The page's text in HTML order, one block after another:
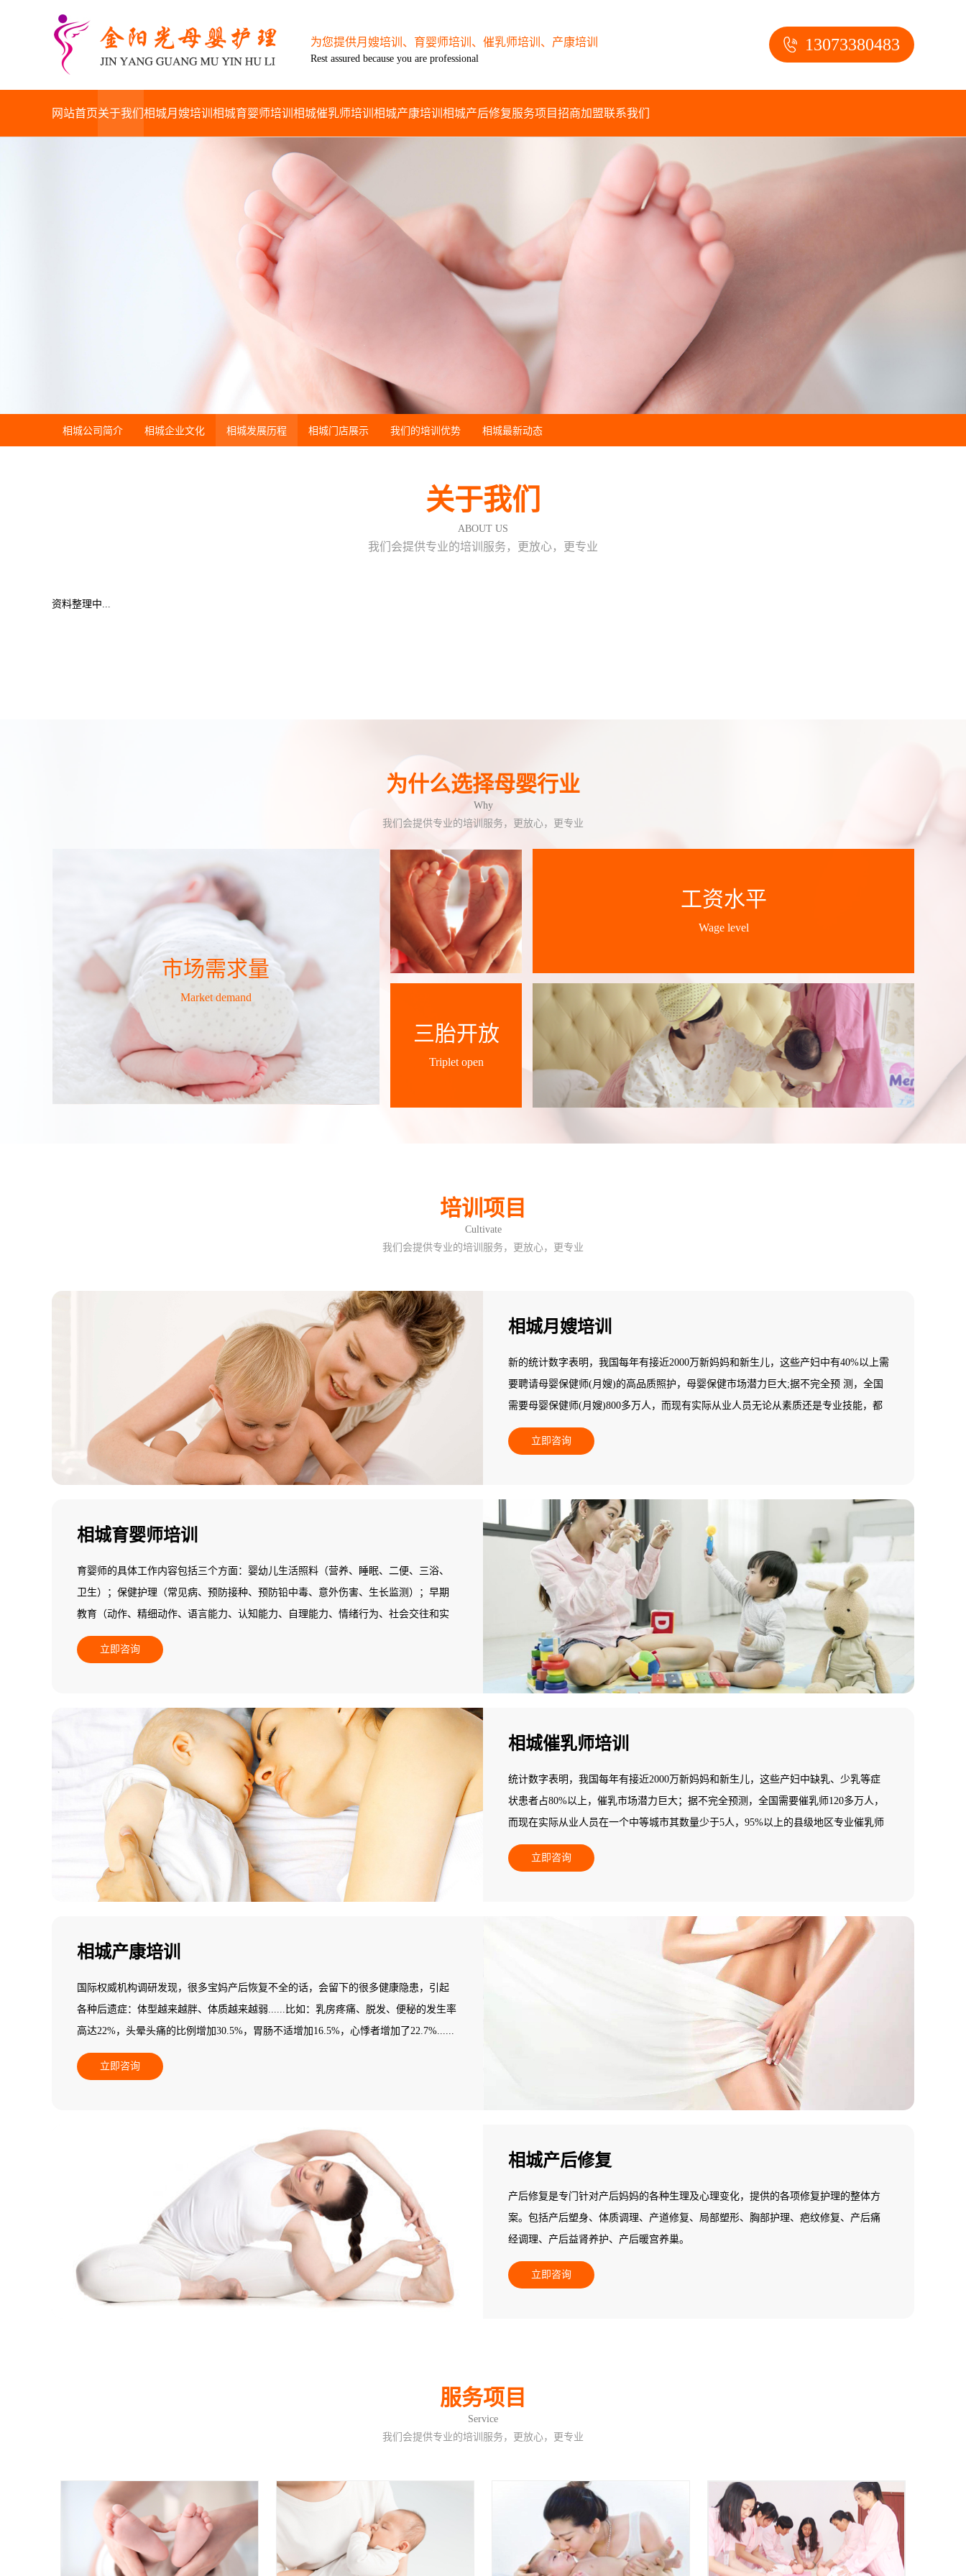
为您提供月嫂培训、育婴师培训、催乳师培训、产康培训
Rest assured because you are professional
13073380483
网站首页关于我们 相城月嫂培训 相城育婴师培训 相城催乳师培训 相城产康培训 相城产后修复服务项目招商加盟联系我们
相城公司简介 相城企业文化 相城发展历程 相城门店展示 我们的培训优势 相城最新动态
关于我们
ABOUT US
我们会提供专业的培训服务，更放心，更专业
资料整理中...
为什么选择母婴行业
Why
我们会提供专业的培训服务，更放心，更专业
市场需求量
Market demand
工资水平
Wage level
三胎开放
Triplet open
培训项目
Cultivate
我们会提供专业的培训服务，更放心，更专业
相城月嫂培训
新的统计数字表明，我国每年有接近2000万新妈妈和新生儿，这些产妇中有40%以上需
要聘请母婴保健师(月嫂)的高品质照护，母婴保健市场潜力巨大;据不完全预 测，全国
需要母婴保健师(月嫂)800多万人，而现有实际从业人员无论从素质还是专业技能，都
不能满足新妈妈为追求心身保健而指导与服务的高端需求;在一个中等城市其数量少于5
人，95%以上的县级地区专业母婴保健师(月嫂)数量基本为零，全国母婴保健市场一片
立即咨询
相城育婴师培训
育婴师的具体工作内容包括三个方面：婴幼儿生活照料（营养、睡眠、二便、三浴、
卫生）；保健护理（常见病、预防接种、预防铅中毒、意外伤害、生长监测）；早期
教育（动作、精细动作、语言能力、认知能力、自理能力、情绪行为、社会交往和实
施个别化教学）。
立即咨询
相城催乳师培训
统计数字表明，我国每年有接近2000万新妈妈和新生儿，这些产妇中缺乳、少乳等症
状患者占80%以上，催乳市场潜力巨大；据不完全预测，全国需要催乳师120多万人，
而现在实际从业人员在一个中等城市其数量少于5人，95%以上的县级地区专业催乳师
数量基本为零，全国催乳市场一片空白，专业催乳师缺乏，市场需求十分巨大，行业
发展后劲无穷，是个朝阳产业！
立即咨询
相城产康培训
国际权威机构调研发现，很多宝妈产后恢复不全的话，会留下的很多健康隐患，引起
各种后遗症：体型越来越胖、体质越来越弱......比如：乳房疼痛、脱发、便秘的发生率
高达22%，头晕头痛的比例增加30.5%，胃肠不适增加16.5%，心悸者增加了22.7%......
更多的产后妈妈会发现自己阴道松弛、腰背痛、骨盆痛，甚至还漏尿...... 据统计，三
孩政策将使全国每年增加1800万产妇，其中有33.3%会选择产后恢复消费。每个产妇平
关专业知识，不知道如何做产后康复训练，所以，需要专业的产后康复师来协助。
立即咨询
相城产后修复
产后修复是专门针对产后妈妈的各种生理及心理变化，提供的各项修复护理的整体方
案。包括产后塑身、体质调理、产道修复、局部塑形、胸部护理、疤纹修复、产后痛
经调理、产后益肾养护、产后暖宫养巢。
立即咨询
服务项目
Service
我们会提供专业的培训服务，更放心，更专业